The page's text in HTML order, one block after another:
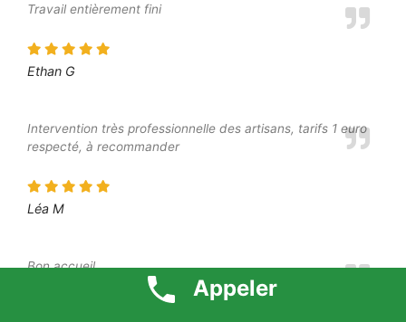
Travail entièrement fini
Ethan G
Intervention très professionnelle des artisans, tarifs 1 euro
respecté, à recommander
Léa M
Bon accueil
Appeler